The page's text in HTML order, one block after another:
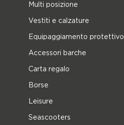
Multi posizione
Vestiti e calzature
Equipaggiamento protettivo
Accessori barche
Carta regalo
Borse
Leisure
Seascooters